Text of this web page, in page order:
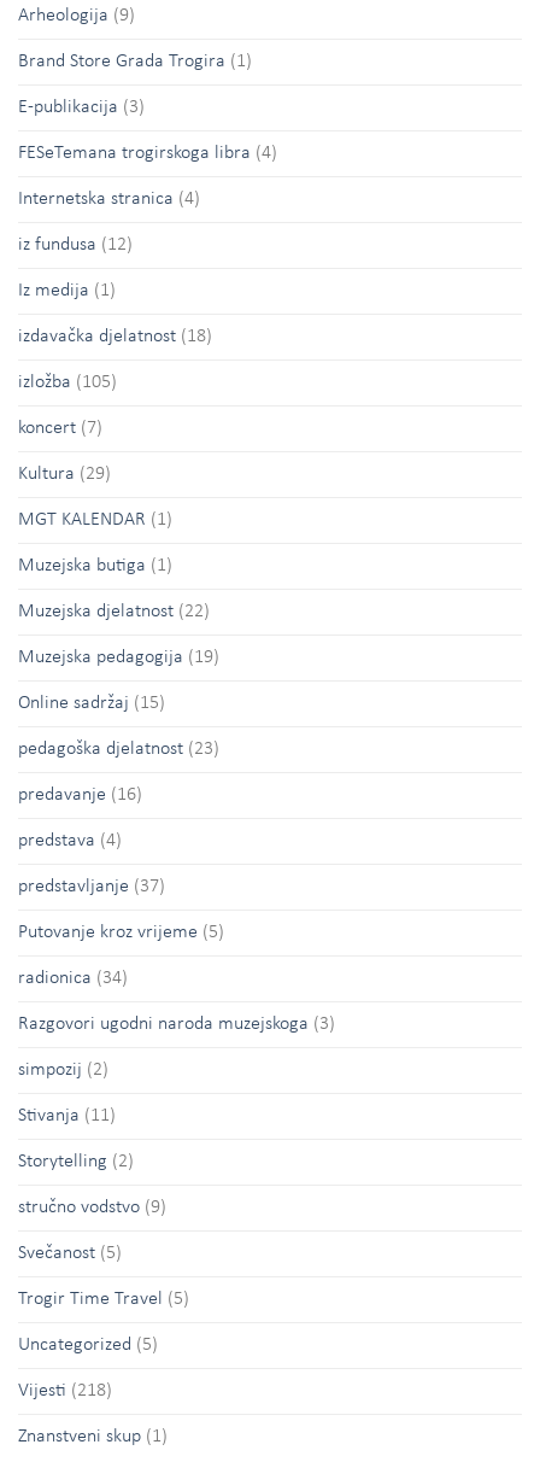
Arheologija (9)
Brand Store Grada Trogira (1)
E-publikacija (3)
FESeTemana trogirskoga libra (4)
Internetska stranica (4)
iz fundusa (12)
Iz medija (1)
izdavačka djelatnost (18)
izložba (105)
koncert (7)
Kultura (29)
MGT KALENDAR (1)
Muzejska butiga (1)
Muzejska djelatnost (22)
Muzejska pedagogija (19)
Online sadržaj (15)
pedagoška djelatnost (23)
predavanje (16)
predstava (4)
predstavljanje (37)
Putovanje kroz vrijeme (5)
radionica (34)
Razgovori ugodni naroda muzejskoga (3)
simpozij (2)
Stivanja (11)
Storytelling (2)
stručno vodstvo (9)
Svečanost (5)
Trogir Time Travel (5)
Uncategorized (5)
Vijesti (218)
Znanstveni skup (1)